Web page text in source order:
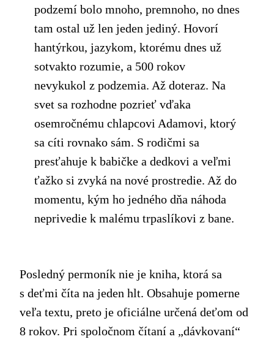
podzemí bolo mnoho, premnoho, no dnes
tam ostal už len jeden jediný. Hovorí
hantýrkou, jazykom, ktorému dnes už
sotvakto rozumie, a 500 rokov
nevykukol z podzemia. Až doteraz. Na
svet sa rozhodne pozrieť vďaka
osemročnému chlapcovi Adamovi, ktorý
sa cíti rovnako sám. S rodičmi sa
presťahuje k babičke a dedkovi a veľmi
ťažko si zvyká na nové prostredie. Až do
momentu, kým ho jedného dňa náhoda
neprivedie k malému trpaslíkovi z bane.
Posledný permoník nie je kniha, ktorá sa
s deťmi číta na jeden hlt. Obsahuje pomerne
veľa textu, preto je oficiálne určená deťom od
8 rokov. Pri spoločnom čítaní a „dávkovaní“